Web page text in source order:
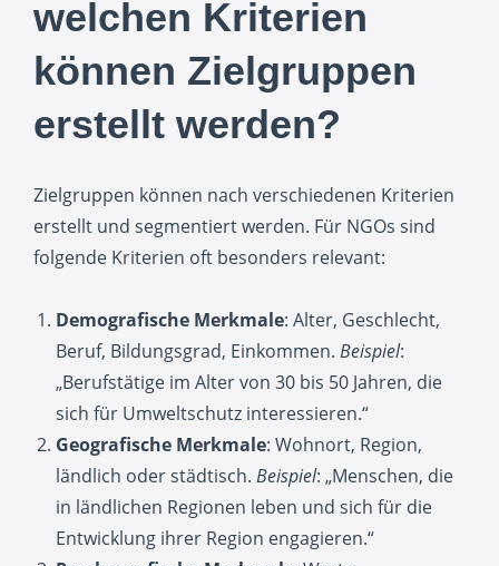
welchen Kriterien
können Zielgruppen
erstellt werden?
Zielgruppen können nach verschiedenen Kriterien
erstellt und segmentiert werden. Für NGOs sind
folgende Kriterien oft besonders relevant:
Demografische Merkmale: Alter, Geschlecht,
Beruf, Bildungsgrad, Einkommen. Beispiel:
„Berufstätige im Alter von 30 bis 50 Jahren, die
sich für Umweltschutz interessieren.“
Geografische Merkmale: Wohnort, Region,
ländlich oder städtisch. Beispiel: „Menschen, die
in ländlichen Regionen leben und sich für die
Entwicklung ihrer Region engagieren.“